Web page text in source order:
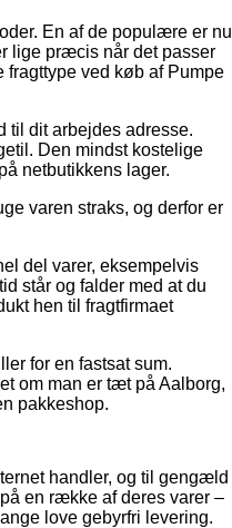
En af de populære er nu
lige præcis når det passer
fragttype ved køb af Pumpe
til dit arbejdes adresse.
Den mindst kostelige
netbutikkens lager.
varen straks, og derfor er
del varer, eksempelvis
står og falder med at du
hen til fragtfirmaet
for en fastsat sum.
om man er tæt på Aalborg,
pakkeshop.
handler, og til gengæld
en række af deres varer –
love gebyrfri levering.